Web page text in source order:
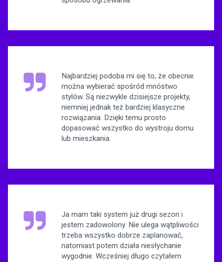
Najbardziej podoba mi się to, że obecnie
można wybierać spośród mnóstwo
stylów. Są niezwykle dzisiejsze projekty,
niemniej jednak też bardziej klasyczne
rozwiązania. Dzięki temu prosto
dopasować wszystko do wystroju domu
lub mieszkania.
Ja mam taki system już drugi sezon i
jestem zadowolony. Nie ulega wątpliwości
trzeba wszystko dobrze zaplanować,
natomiast potem działa niesłychanie
wygodnie. Wcześniej długo czytałem